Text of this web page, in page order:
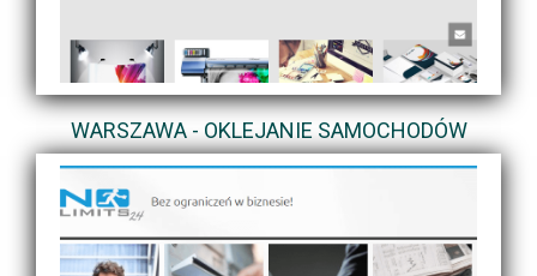
WARSZAWA - OKLEJANIE SAMOCHODÓW